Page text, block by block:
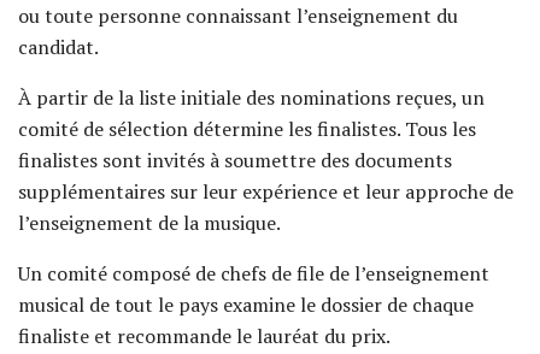
ou toute personne connaissant l’enseignement du
candidat.
À partir de la liste initiale des nominations reçues, un
comité de sélection détermine les finalistes. Tous les
finalistes sont invités à soumettre des documents
supplémentaires sur leur expérience et leur approche de
l’enseignement de la musique.
Un comité composé de chefs de file de l’enseignement
musical de tout le pays examine le dossier de chaque
finaliste et recommande le lauréat du prix.